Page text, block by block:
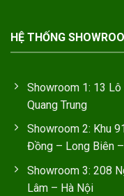
HỆ THỐNG
Showroom 1: 13
Quang Trung
Showroom 2: Khu
Đồng – Long Biên
Showroom 3: 208
Lâm – Hà Nội